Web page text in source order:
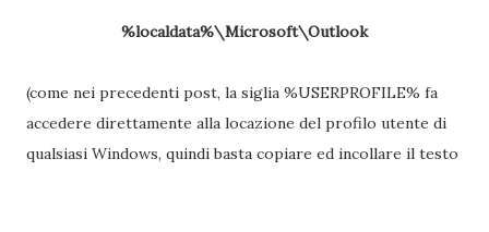
%localdata%\Microsoft\Outlook
(come nei precedenti post, la siglia %USERPROFILE% fa
accedere direttamente alla locazione del profilo utente di
qualsiasi Windows, quindi basta copiare ed incollare il testo